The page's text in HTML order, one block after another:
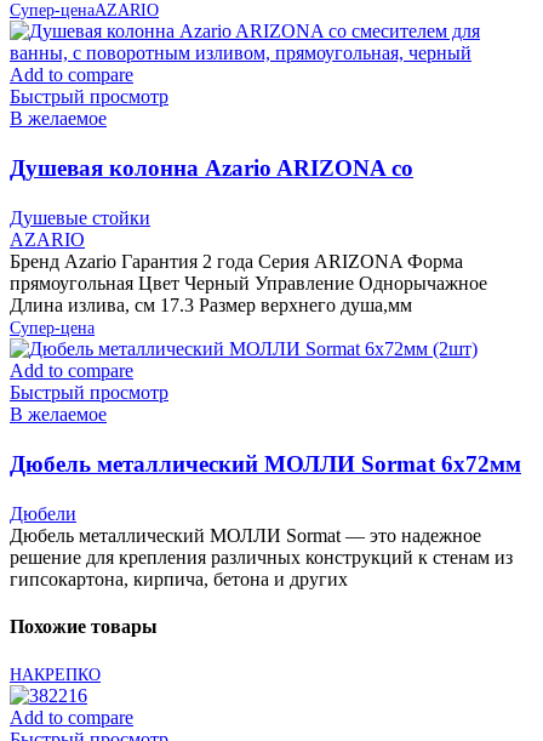
Супер-ценаAZARIO
Add to compare
Быстрый просмотр
В желаемое
Душевая колонна Azario ARIZONA со
прямоугольная, черный
Душевые стойки
AZARIO
Бренд Azario Гарантия 2 года Серия ARIZONA Форма
прямоугольная Цвет Черный Управление Однорычажное
Длина излива, см 17.3 Размер верхнего душа,мм
Супер-цена
Add to compare
Быстрый просмотр
В желаемое
Дюбель металлический МОЛЛИ Sormat 6х72мм
Дюбели
Дюбель металлический МОЛЛИ Sormat — это надежное
решение для крепления различных конструкций к стенам из
гипсокартона, кирпича, бетона и других
Похожие товары
НАКРЕПКО
Add to compare